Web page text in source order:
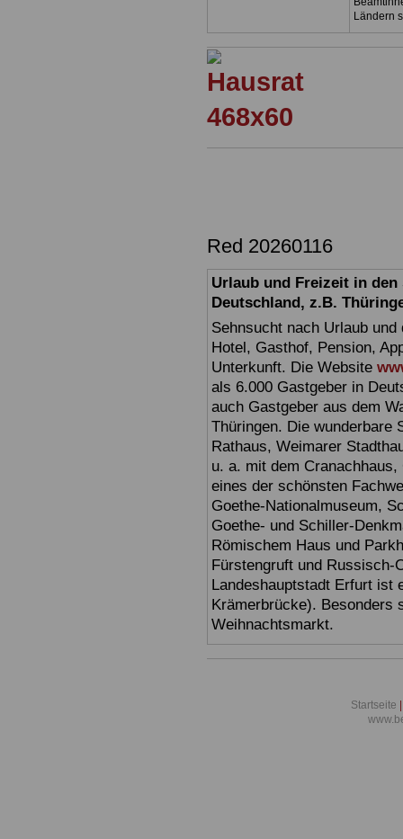
Ländern
Red 20260116
Urlaub und Freizeit in
Deutschland, z.B.
Sehnsucht nach Urlaub
Hotel, Gasthof, Pension,
Unterkunft. Die Website
als 6.000 Gastgeber in
auch Gastgeber aus dem
Thüringen. Die wunderbare
Rathaus, Weimarer
u. a. mit dem
eines der schönsten
Goethe-Nationalmuseum,
Goethe- und Schiller-
Römischem Haus und
Fürstengruft und Russisch-
Landeshauptstadt Erfurt ist
Krämerbrücke). Besonders
Weihnachtsmarkt.
Startseite